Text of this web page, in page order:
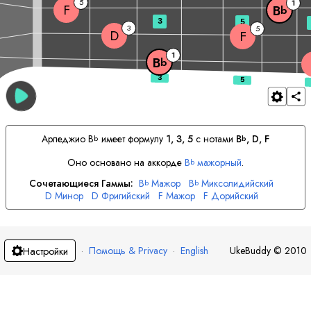
Bb 1
D 3 F 5
F Bb 1
3 5
АрпеджиоBb имеет формулу 1, 3, 5с нотами Bb, D, F
Оно основано на аккорде Bb мажорный.
Сочетающиеся Гаммы: Bb Мажор Bb Миксолидийский
D Минор D Фригийский F Мажор F Дорийский
Настройки · Помощь & Privacy · English UkeBuddy © 2010